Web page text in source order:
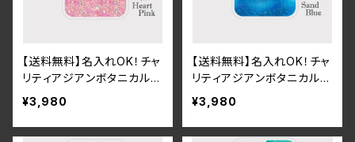
【送料無料】名入れOK！チャ
リティアジアンボタニカル＆
ガネーシャグリッタースマホ
ケース（（ハートピンク）iPh
one16
¥3,980
【送料無料】名入れOK！チャ
リティアジアンボタニカル＆
ガネーシャグリッタースマホ
ケース（サンドブルー）iPho
ne16
¥3,980